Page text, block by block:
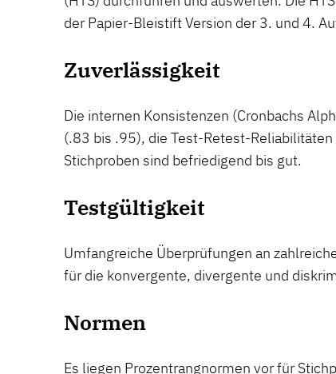
der Papier-Bleistift Version der 3. und 4.
Zuverlässigkeit
Die internen Konsistenzen (Cronbachs
(.83 bis .95), die Test-Retest-
Stichproben sind befriedigend bis gut.
Testgültigkeit
Umfangreiche Überprüfungen an
für die konvergente, divergente und
Normen
Es liegen Prozentrangnormen vor für